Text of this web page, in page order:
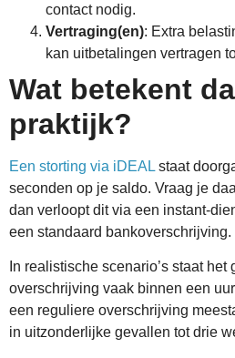
contact nodig.
Vertraging(en): Extra
kan uitbetalingen vertragen
Wat betekent
praktijk?
Een storting via iDEAL staat
seconden op je saldo. Vraag je
dan verloopt dit via een instant-
een standaard bankoverschrijving.
In realistische scenario’s staat
overschrijving vaak binnen een
een reguliere overschrijving
in uitzonderlijke gevallen tot drie